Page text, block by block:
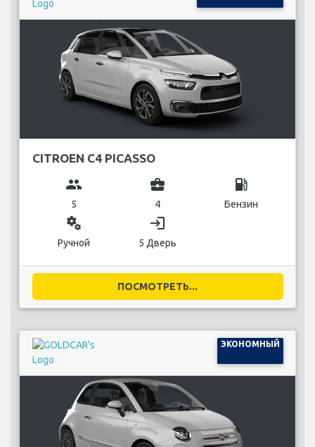
CITROEN C4 PICASSO
group
5
business_center
4
local_gas_station
Бензин
miscellaneous_services
Ручной
login
5 Дверь
ПОСМОТРЕТЬ...
ЭКОНОМНЫЙ